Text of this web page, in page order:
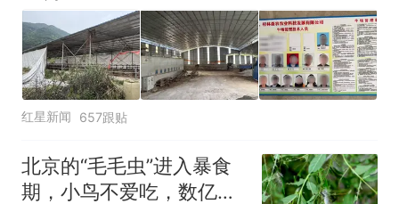
红星新闻 657跟贴
北京的“毛毛虫”进入暴食
期，小鸟不爱吃，数亿头